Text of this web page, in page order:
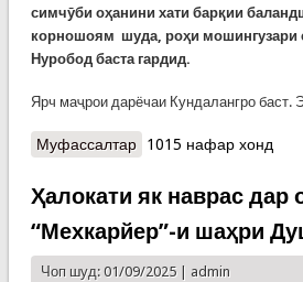
симчӯби оҳанини хати барқии
корношоям шуда, роҳи мошингузари
Нуробод баста гардид.
Ярч маҷрои дарёчаи Кундалангро баст.
Муфассалтаро Ярч дар деҳаи
1015 нафар хонд
Ҳалокати як наврас дар
“Мехкарйер”-и шаҳри
Чоп шуд: 01/09/2025 | admin